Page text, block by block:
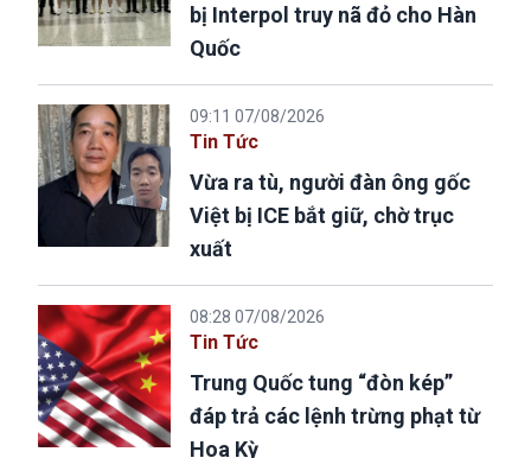
bị Interpol truy nã đỏ cho Hàn
Quốc
09:11 07/08/2026
Tin Tức
Vừa ra tù, người đàn ông gốc
Việt bị ICE bắt giữ, chờ trục
xuất
08:28 07/08/2026
Tin Tức
Trung Quốc tung “đòn kép”
đáp trả các lệnh trừng phạt từ
Hoa Kỳ